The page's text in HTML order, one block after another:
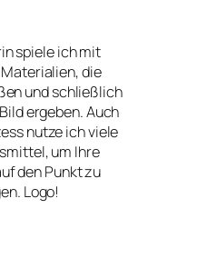
spiele ich mit
die
und schließlich
ergeben. Auch
nutze ich viele
um Ihre
den Punkt zu
Logo!